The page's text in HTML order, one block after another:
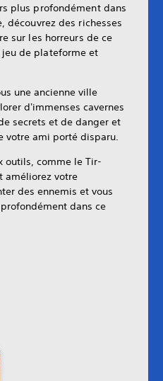
plus profondément dans
découvrez des richesses
sur les horreurs de ce
de plateforme et
une ancienne ville
d'immenses cavernes
secrets et de danger et
votre ami porté disparu.
outils, comme le Tir-
améliorez votre
des ennemis et vous
dans ce